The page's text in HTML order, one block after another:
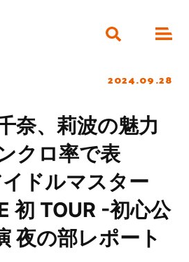
2024.09.28
奈、莉波の魅力
クロ率で表
ドルマスター
初 TOUR -初心公
夜の部レポート